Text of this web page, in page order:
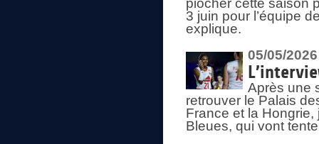
piocher cette saison
3 juin pour l’équipe
explique.
05/05/2026
Après une
retrouver le Palais
France et la Hongrie,
Bleues, qui vont